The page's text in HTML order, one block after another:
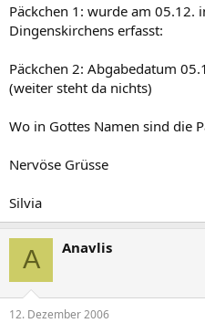
Päckchen 1: wurde am 05.12.
Dingenskirchens erfasst:
Päckchen 2: Abgabedatum
(weiter steht da nichts)
Wo in Gottes Namen sind die
Nervöse Grüsse
Silvia
A Anavlis
12. Dezember 2006